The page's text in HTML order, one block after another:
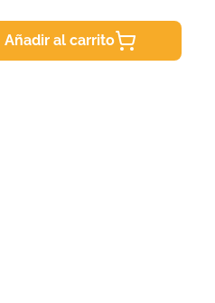
Añadir al carrito